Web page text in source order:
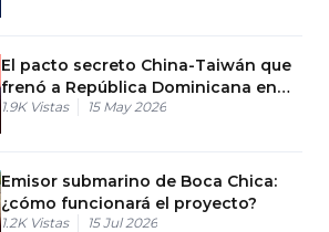
El pacto secreto China-Taiwán que
frenó a República Dominicana en
2013
1.9K Vistas 15 May 2026
Emisor submarino de Boca Chica:
¿cómo funcionará el proyecto?
1.2K Vistas 15 Jul 2026